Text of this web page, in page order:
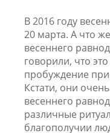
В 2016 году
20 марта. А что
весеннего
говорили, что
пробуждение
Кстати, они
весеннего
различные
благополучии